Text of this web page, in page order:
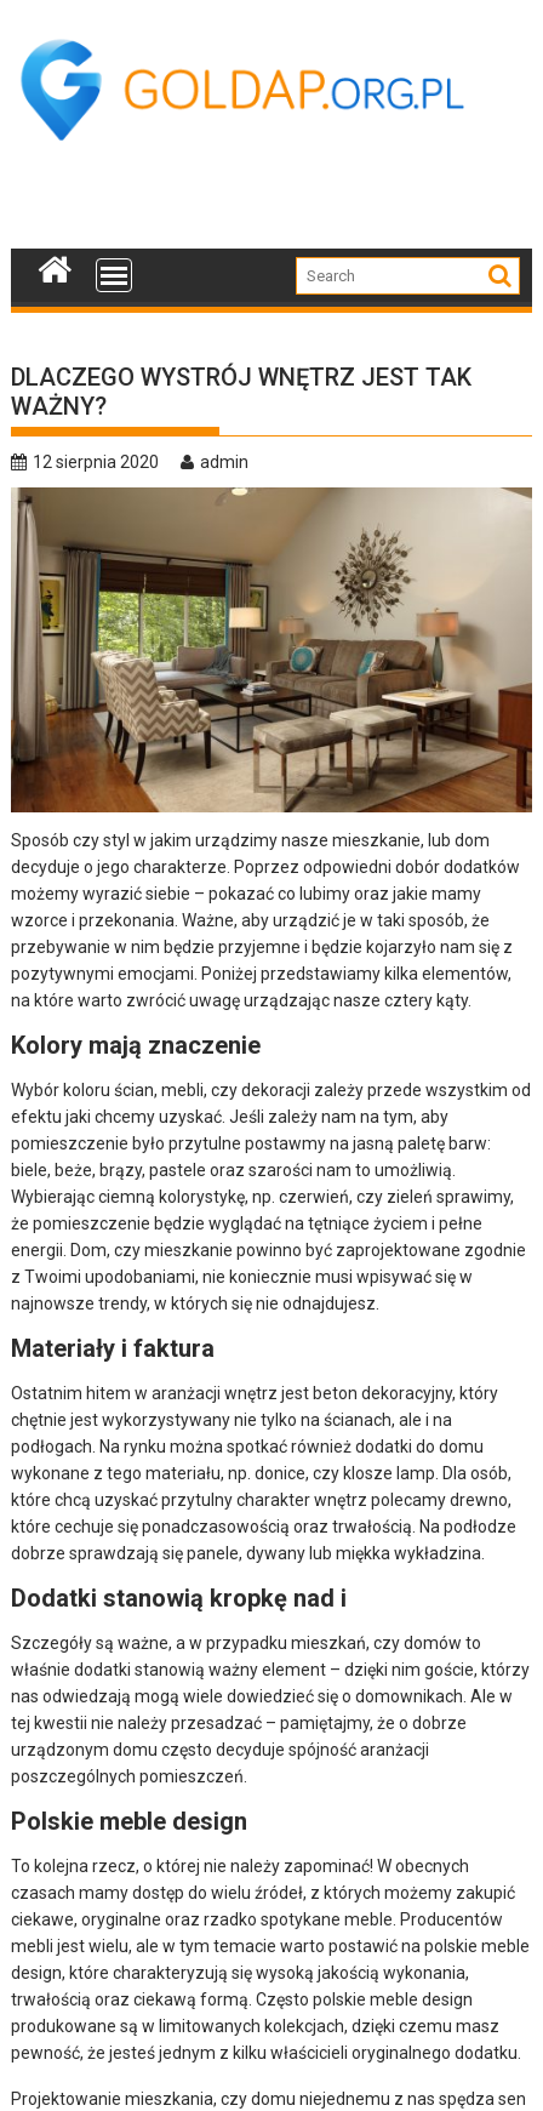
content
DLACZEGO WYSTRÓJ WNĘTRZ JEST TAK
WAŻNY?
12 sierpnia 2020 admin
Sposób czy styl w jakim urządzimy nasze mieszkanie, lub dom
decyduje o jego charakterze. Poprzez odpowiedni dobór dodatków
możemy wyrazić siebie – pokazać co lubimy oraz jakie mamy
wzorce i przekonania. Ważne, aby urządzić je w taki sposób, że
przebywanie w nim będzie przyjemne i będzie kojarzyło nam się z
pozytywnymi emocjami. Poniżej przedstawiamy kilka elementów,
na które warto zwrócić uwagę urządzając nasze cztery kąty.
Kolory mają znaczenie
Wybór koloru ścian, mebli, czy dekoracji zależy przede wszystkim od
efektu jaki chcemy uzyskać. Jeśli zależy nam na tym, aby
pomieszczenie było przytulne postawmy na jasną paletę barw:
biele, beże, brązy, pastele oraz szarości nam to umożliwią.
Wybierając ciemną kolorystykę, np. czerwień, czy zieleń sprawimy,
że pomieszczenie będzie wyglądać na tętniące życiem i pełne
energii. Dom, czy mieszkanie powinno być zaprojektowane zgodnie
z Twoimi upodobaniami, nie koniecznie musi wpisywać się w
najnowsze trendy, w których się nie odnajdujesz.
Materiały i faktura
Ostatnim hitem w aranżacji wnętrz jest beton dekoracyjny, który
chętnie jest wykorzystywany nie tylko na ścianach, ale i na
podłogach. Na rynku można spotkać również dodatki do domu
wykonane z tego materiału, np. donice, czy klosze lamp. Dla osób,
które chcą uzyskać przytulny charakter wnętrz polecamy drewno,
które cechuje się ponadczasowością oraz trwałością. Na podłodze
dobrze sprawdzają się panele, dywany lub miękka wykładzina.
Dodatki stanowią kropkę nad i
Szczegóły są ważne, a w przypadku mieszkań, czy domów to
właśnie dodatki stanowią ważny element – dzięki nim goście, którzy
nas odwiedzają mogą wiele dowiedzieć się o domownikach. Ale w
tej kwestii nie należy przesadzać – pamiętajmy, że o dobrze
urządzonym domu często decyduje spójność aranżacji
poszczególnych pomieszczeń.
Polskie meble design
To kolejna rzecz, o której nie należy zapominać! W obecnych
czasach mamy dostęp do wielu źródeł, z których możemy zakupić
ciekawe, oryginalne oraz rzadko spotykane meble. Producentów
mebli jest wielu, ale w tym temacie warto postawić na polskie meble
design, które charakteryzują się wysoką jakością wykonania,
trwałością oraz ciekawą formą. Często polskie meble design
produkowane są w limitowanych kolekcjach, dzięki czemu masz
pewność, że jesteś jednym z kilku właścicieli oryginalnego dodatku.
Projektowanie mieszkania, czy domu niejednemu z nas spędza sen